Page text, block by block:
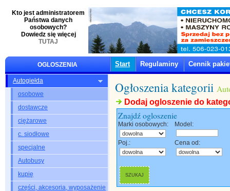
Kto jest administratorem
Państwa danych
osobowych?
Dowiedz się więcej
TUTAJ
OGLOSZENIA Start Regulaminy Cennik
Autogiełda
osobowe
dostawcze
ciężarowe
c. siodłowe
specjalne
Autobusy
kupię
części, akcesoria, wyposażenie
Ogłoszenia kategorii
Dodaj ogloszenie do
Znajdź ogloszenie
Marki osobowych: Model:
Poj.: Cena od: